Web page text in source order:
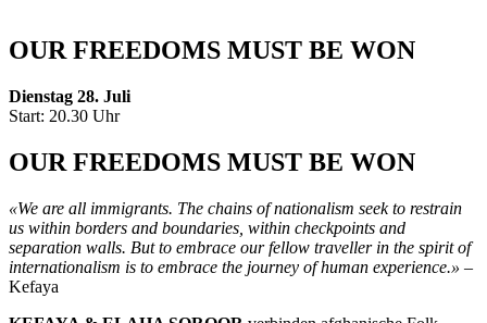
OUR FREEDOMS MUST BE WON
Dienstag 28. Juli
Start: 20.30 Uhr
OUR FREEDOMS MUST BE WON
«We are all immigrants. The chains of nationalism seek to restrain
us within borders and boundaries, within checkpoints and
separation walls. But to embrace our fellow traveller in the spirit of
internationalism is to embrace the journey of human experience.» –
Kefaya